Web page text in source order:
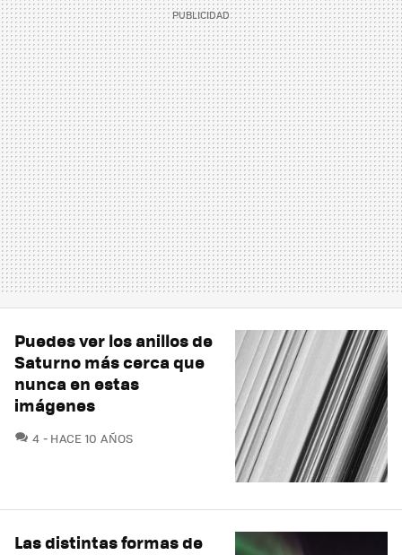
Puedes ver los anillos de
Saturno más cerca que
nunca en estas
imágenes
4 COMENTARIOS
HACE 10 AÑOS
Las distintas formas de